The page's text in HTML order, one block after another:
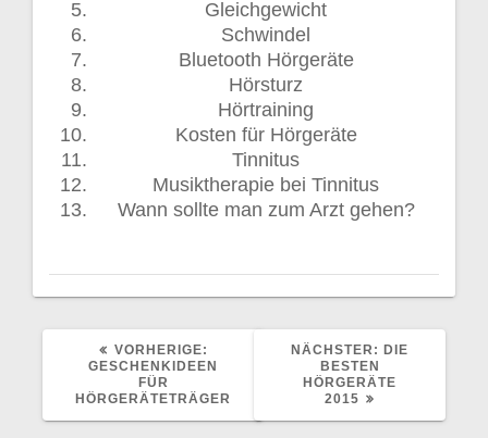
Gleichgewicht
Schwindel
Bluetooth Hörgeräte
Hörsturz
Hörtraining
Kosten für Hörgeräte
Tinnitus
Musiktherapie bei Tinnitus
Wann sollte man zum Arzt gehen?
VORHERIGE: VORHERIGER
BEITRAG:
GESCHENKIDEEN
FÜR
HÖRGERÄTETRÄGER
NÄCHSTER: NÄCHSTER
DIE
BESTEN
HÖRGERÄTE
2015